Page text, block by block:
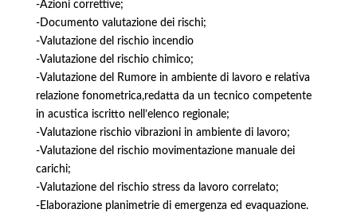
-Azioni correttive;
-Documento valutazione dei rischi;
-Valutazione del rischio incendio
-Valutazione del rischio chimico;
-Valutazione del Rumore in ambiente di lavoro e relativa
relazione fonometrica,redatta da un tecnico competente
in acustica iscritto nell’elenco regionale;
-Valutazione rischio vibrazioni in ambiente di lavoro;
-Valutazione del rischio movimentazione manuale dei
carichi;
-Valutazione del rischio stress da lavoro correlato;
-Elaborazione planimetrie di emergenza ed evaquazione.